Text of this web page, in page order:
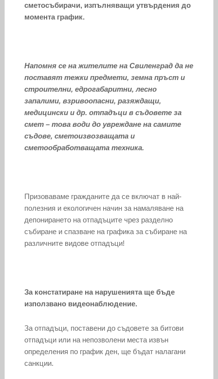
сметосъбирачи, изпълняващи утвърдения до
момента график.
Напомня се на жителите на Свиленград да не
поставят тежки предмети, земна пръст и
строителни, едрогабаритни, лесно
запалими, взривоопасни, разяждащи,
медицински и др. отпадъци в съдовете за
смет – това води до увреждане на самите
съдове, сметоизвозващата и
сметообработващата техника.
Призоваваме гражданите да се включат в най-
полезния и екологичен начин за намаляване на
депонирането на отпадъците чрез разделно
събиране и спазване на графика за събиране на
различните видове отпадъци!
За констатиране на нарушенията ще бъде
използвано видеонаблюдение.
За отпадъци, поставени до съдовете за битови
отпадъци или на непозволени места извън
определения по график ден, ще бъдат налагани
санкции.